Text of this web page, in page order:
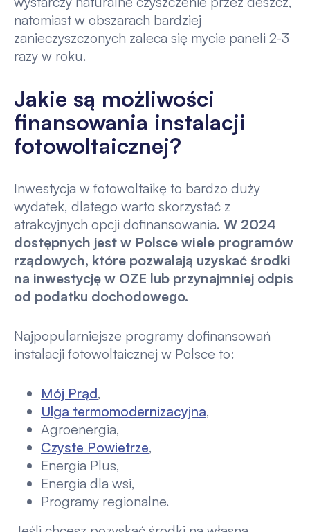
natomiast w obszarach bardziej
zanieczyszczonych zaleca się mycie paneli 2-3
razy w roku.
Jakie są możliwości
finansowania instalacji
fotowoltaicznej?
Inwestycja w fotowoltaikę to bardzo duży
wydatek, dlatego warto skorzystać z
atrakcyjnych opcji dofinansowania. W 2024
dostępnych jest w Polsce wiele programów
rządowych, które pozwalają uzyskać środki
na inwestycję w OZE lub przynajmniej odpis
od podatku dochodowego.
Najpopularniejsze programy dofinansowań
instalacji fotowoltaicznej w Polsce to:
Mój Prąd,
Ulga termomodernizacyjna,
Agroenergia,
Czyste Powietrze,
Energia Plus,
Energia dla wsi,
Programy regionalne.